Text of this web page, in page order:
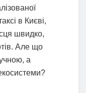
в Києві,
швидко,
Але що
а